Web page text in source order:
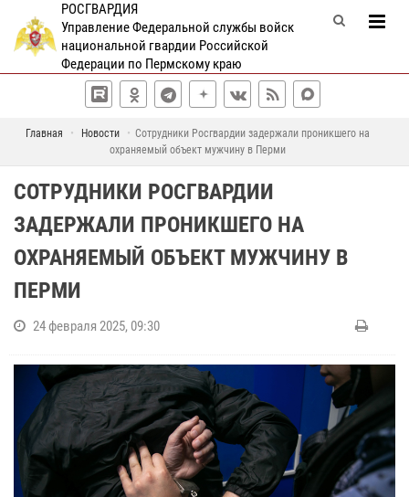
РОСГВАРДИЯ
Управление Федеральной службы войск
национальной гвардии Российской
Федерации по Пермскому краю
Главная Новости
Сотрудники Росгвардии задержали проникшего на
охраняемый объект мужчину в Перми
СОТРУДНИКИ РОСГВАРДИИ
ЗАДЕРЖАЛИ ПРОНИКШЕГО НА
ОХРАНЯЕМЫЙ ОБЪЕКТ МУЖЧИНУ В
ПЕРМИ
24 февраля 2025, 09:30